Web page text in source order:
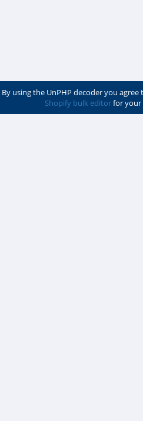
By using the UnPHP decoder you agree
Shopify bulk editorfor your